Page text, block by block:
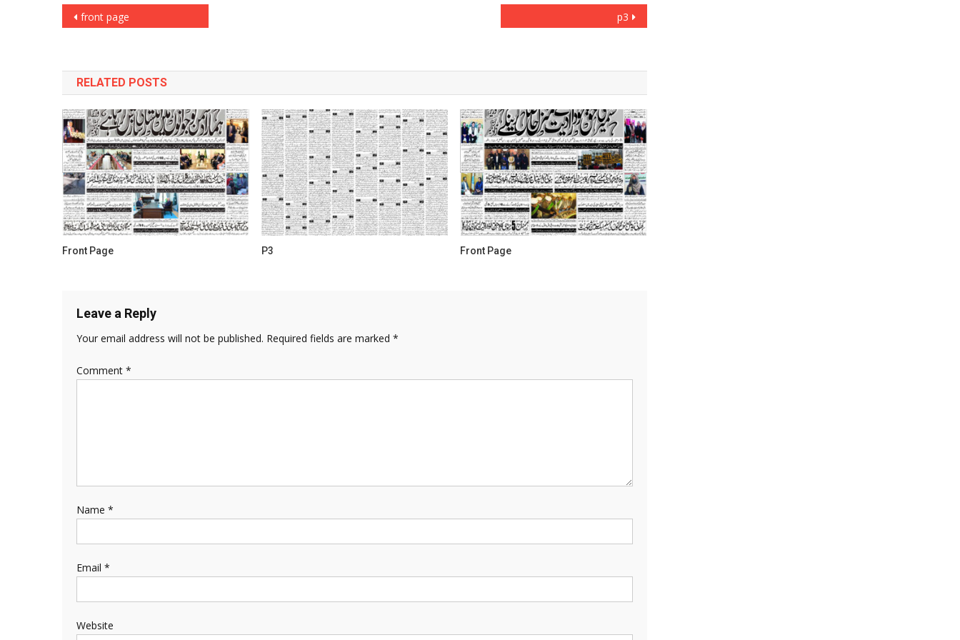
Post
front page p3
RELATED POSTS
Front Page P3 Front Page
Leave a Reply
Your email address will not be published. Required fields are marked *
Comment *
Name *
Email *
Website